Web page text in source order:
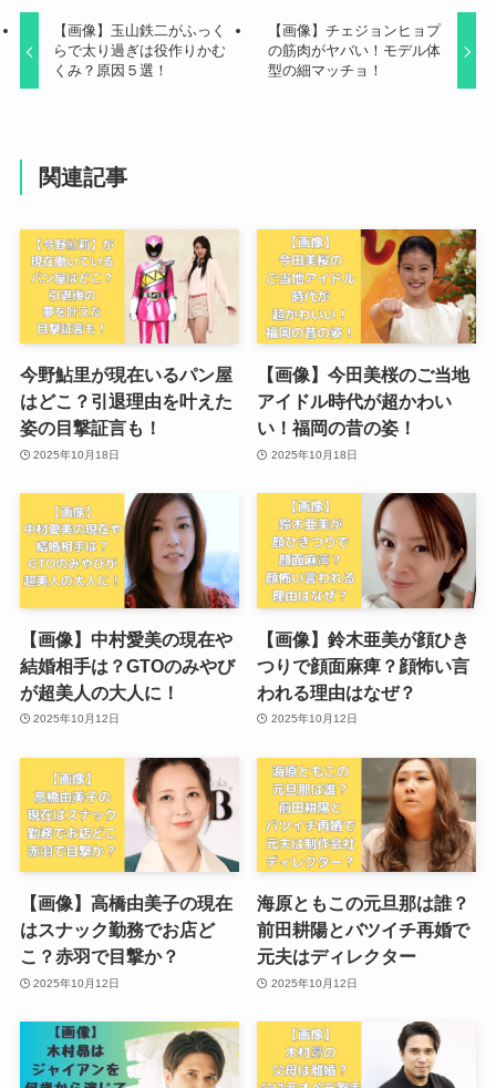
【画像】玉山鉄二がふっく
らで太り過ぎは役作りかむ
くみ？原因５選！
【画像】チェジョンヒョプ
の筋肉がヤバい！モデル体
型の細マッチョ！
関連記事
今野鮎里が現在いるパン屋
はどこ？引退理由を叶えた
姿の目撃証言も！
2025年10月18日
【画像】今田美桜のご当地
アイドル時代が超かわい
い！福岡の昔の姿！
2025年10月18日
【画像】中村愛美の現在や
結婚相手は？GTOのみやび
が超美人の大人に！
2025年10月12日
【画像】鈴木亜美が顔ひき
つりで顔面麻痺？顔怖い言
われる理由はなぜ？
2025年10月12日
【画像】高橋由美子の現在
はスナック勤務でお店ど
こ？赤羽で目撃か？
2025年10月12日
海原ともこの元旦那は誰？
前田耕陽とバツイチ再婚で
元夫はディレクター
2025年10月12日